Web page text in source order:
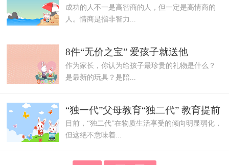
成功的人不一是高智商的人，但一定是高情商的
人。情商是指非智力...
8件“无价之宝” 爱孩子就送他
作为家长，你认为给孩子最珍贵的礼物是什么？
是最新的玩具？是陪...
“独一代”父母教育“独二代” 教育提前
至孕
目前，“独二代”在物质生活享受的倾向明显弱化，
但这绝不意味着...